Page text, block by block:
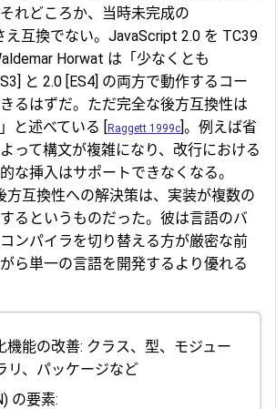
れどころか、当時未完成の
え互換でない。JavaScript 2.0 を TC39
Horwat は「少なくとも
と 2.0 [ES4] の両方で動作するコー
るはずだ。ただ完全な後方互換性は
と述べている [Raggett 1999c]。例えば省
って構文が複雑になり、改行における
な挿入はサポートできなくなる。
方互換性への解決策は、実装が複数の
るというものだった。彼は言語のバ
ンパイラを切り替える方が厳密な前
ら単一の言語を開発するより優れる
機能の改善: クラス、型、モジュー
リ、パッケージなど
の要素: